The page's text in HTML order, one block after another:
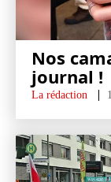
Nos
journal !
La rédaction